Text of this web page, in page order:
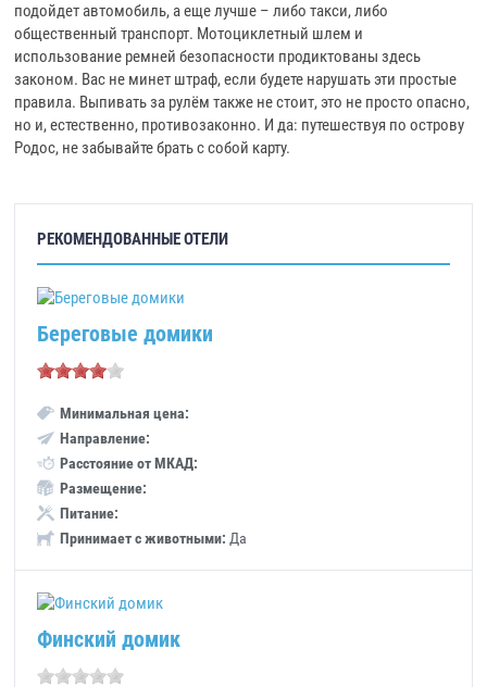
подойдет автомобиль, а еще лучше – либо такси, либо
общественный транспорт. Мотоциклетный шлем и
использование ремней безопасности продиктованы здесь
законом. Вас не минет штраф, если будете нарушать эти простые
правила. Выпивать за рулём также не стоит, это не просто опасно,
но и, естественно, противозаконно. И да: путешествуя по острову
Родос, не забывайте брать с собой карту.
РЕКОМЕНДОВАННЫЕ ОТЕЛИ
Береговые домики
Минимальная цена:
Направление:
Расстояние от МКАД:
Размещение:
Питание:
Принимает с животными: Да
Финский домик